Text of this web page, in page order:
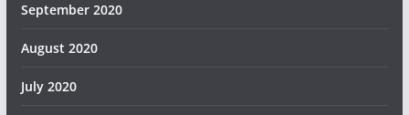
September 2020
August 2020
July 2020